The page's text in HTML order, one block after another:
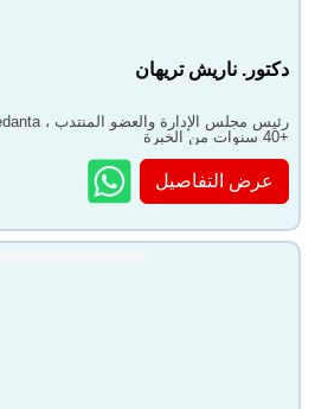
دكتور. ناريش تريهان
+40 سنوات من الخبرة
عرض التفاصيل